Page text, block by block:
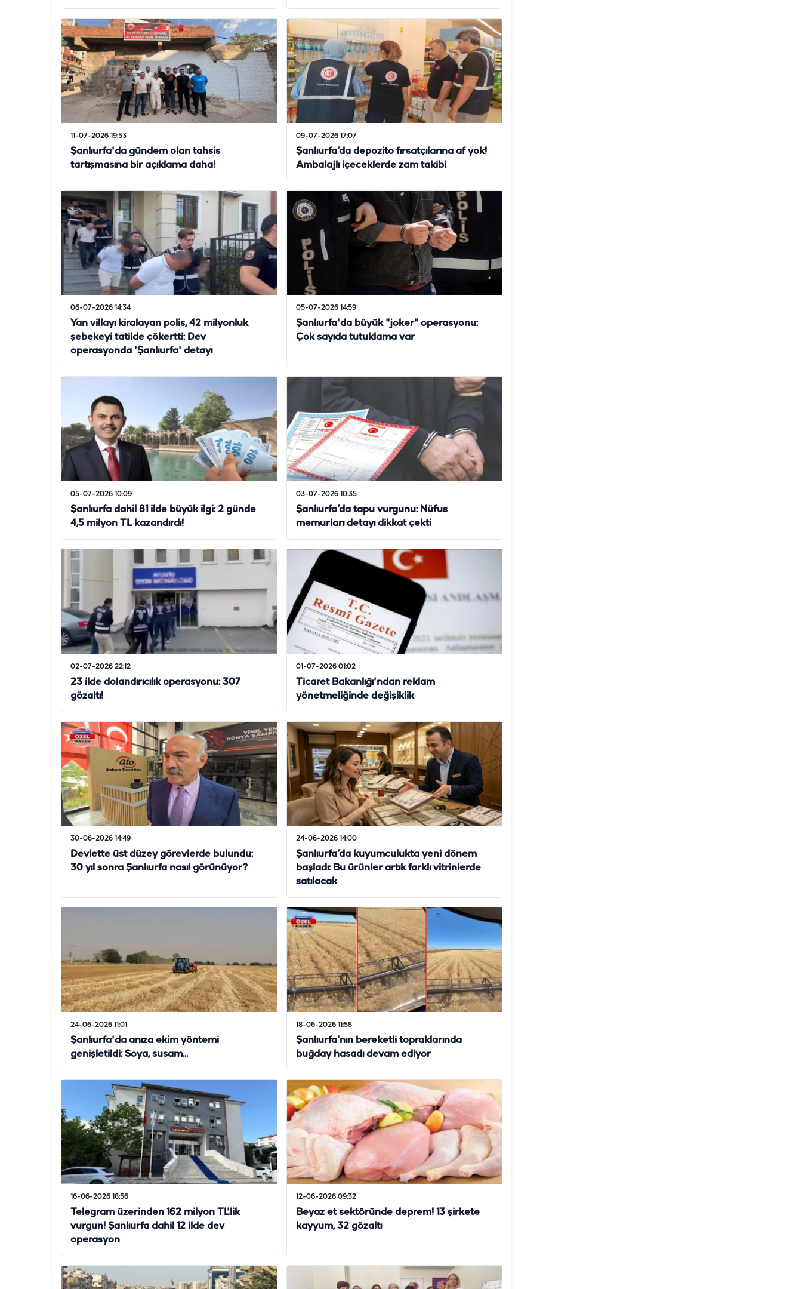
11-07-2026 19:53
Şanlıurfa'da gündem olan tahsis
tartışmasına bir açıklama daha!
09-07-2026 17:07
Şanlıurfa’da depozito fırsatçılarına af yok!
Ambalajlı içeceklerde zam takibi
06-07-2026 14:34
Yan villayı kiralayan polis, 42 milyonluk
şebekeyi tatilde çökertti: Dev
operasyonda 'Şanlıurfa' detayı
05-07-2026 14:59
Şanlıurfa'da büyük "joker" operasyonu:
Çok sayıda tutuklama var
05-07-2026 10:09
Şanlıurfa dahil 81 ilde büyük ilgi: 2 günde
4,5 milyon TL kazandırdı!
03-07-2026 10:35
Şanlıurfa’da tapu vurgunu: Nüfus
memurları detayı dikkat çekti
02-07-2026 22:12
23 ilde dolandırıcılık operasyonu: 307
gözaltı!
01-07-2026 01:02
Ticaret Bakanlığı'ndan reklam
yönetmeliğinde değişiklik
30-06-2026 14:49
Devlette üst düzey görevlerde bulundu:
30 yıl sonra Şanlıurfa nasıl görünüyor?
24-06-2026 14:00
Şanlıurfa’da kuyumculukta yeni dönem
başladı: Bu ürünler artık farklı vitrinlerde
satılacak
24-06-2026 11:01
Şanlıurfa'da anıza ekim yöntemi
genişletildi: Soya, susam...
18-06-2026 11:58
Şanlıurfa’nın bereketli topraklarında
buğday hasadı devam ediyor
16-06-2026 18:56
Telegram üzerinden 162 milyon TL'lik
vurgun! Şanlıurfa dahil 12 ilde dev
operasyon
12-06-2026 09:32
Beyaz et sektöründe deprem! 13 şirkete
kayyum, 32 gözaltı